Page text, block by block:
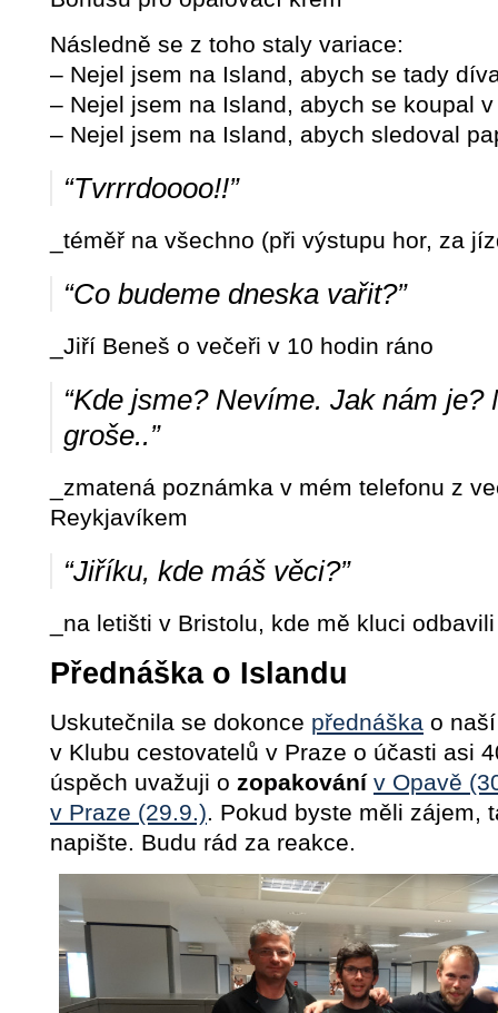
Následně se z toho staly variace:
– Nejel jsem na Island, abych se tady
– Nejel jsem na Island, abych se koupal
– Nejel jsem na Island, abych sledoval
“Tvrrrdoooo!!”
_téměř na všechno (při výstupu hor, za
“Co budeme dneska vařit?”
_Jiří Beneš o večeři v 10 hodin ráno
“Kde jsme? Nevíme. Jak nám je?
groše..”
_zmatená poznámka v mém telefonu z
Reykjavíkem
“Jiříku, kde máš věci?”
_na letišti v Bristolu, kde mě kluci
Přednáška o Islandu
Uskutečnila se dokonce přednáška o
v Klubu cestovatelů v Praze o účasti asi
úspěch uvažuji o zopakování v Opavě
v Praze (29.9.). Pokud byste měli zájem,
napište. Budu rád za reakce.